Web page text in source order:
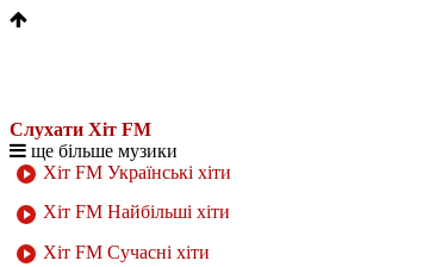
Слухати Хіт FM
ще більше музики
Хіт FM Українські хіти
Хіт FM Найбільші хіти
Хіт FM Сучасні хіти